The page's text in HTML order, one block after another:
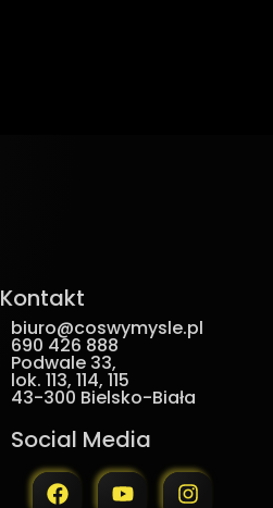
Kontakt
biuro@coswymysle.pl
690 426 888
Podwale 33,
lok. 113, 114, 115
43-300 Bielsko-Biała
Social Media